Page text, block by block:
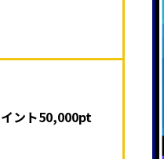
ント50,000pt